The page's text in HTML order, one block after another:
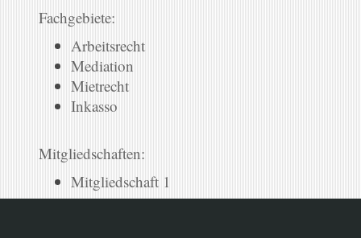
Fachgebiete:
Arbeitsrecht
Mediation
Mietrecht
Inkasso
Mitgliedschaften:
Mitgliedschaft 1